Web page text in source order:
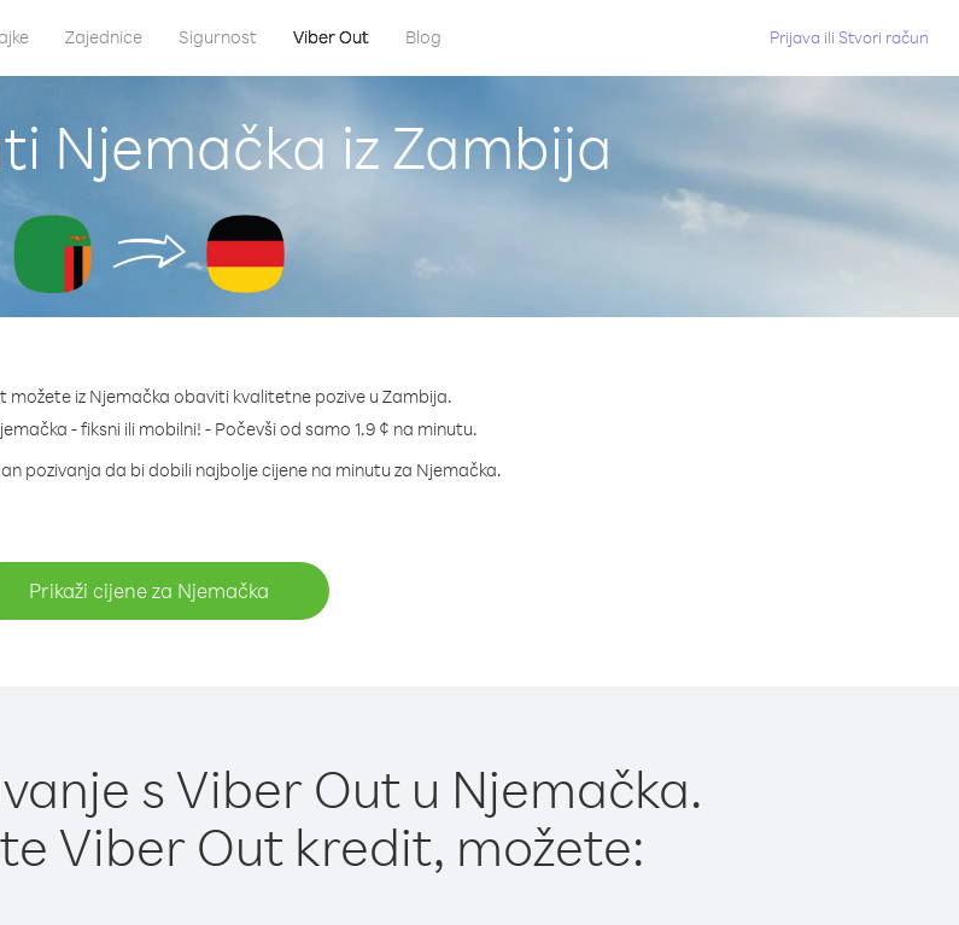
Zajednice Sigurnost Viber Out Blog Prijava ili Stvori račun
Njemačka iz Zambija
možete iz Njemačka obaviti kvalitetne pozive u Zambija.
- fiksni ili mobilni! - Počevši od samo 1.9 ¢ na minutu.
pozivanja da bi dobili najbolje cijene na minutu za Njemačka.
Prikaži cijene za Njemačka
s Viber Out u Njemačka.
Viber Out kredit, možete: